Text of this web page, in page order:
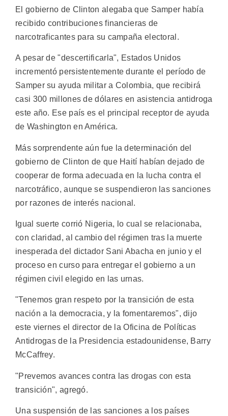
El gobierno de Clinton alegaba que Samper había
recibido contribuciones financieras de
narcotraficantes para su campaña electoral.
A pesar de "descertificarla", Estados Unidos
incrementó persistentemente durante el período de
Samper su ayuda militar a Colombia, que recibirá
casi 300 millones de dólares en asistencia antidroga
este año. Ese país es el principal receptor de ayuda
de Washington en América.
Más sorprendente aún fue la determinación del
gobierno de Clinton de que Haití habían dejado de
cooperar de forma adecuada en la lucha contra el
narcotráfico, aunque se suspendieron las sanciones
por razones de interés nacional.
Igual suerte corrió Nigeria, lo cual se relacionaba,
con claridad, al cambio del régimen tras la muerte
inesperada del dictador Sani Abacha en junio y el
proceso en curso para entregar el gobierno a un
régimen civil elegido en las urnas.
"Tenemos gran respeto por la transición de esta
nación a la democracia, y la fomentaremos", dijo
este viernes el director de la Oficina de Políticas
Antidrogas de la Presidencia estadounidense, Barry
McCaffrey.
"Prevemos avances contra las drogas con esta
transición", agregó.
Una suspensión de las sanciones a los países